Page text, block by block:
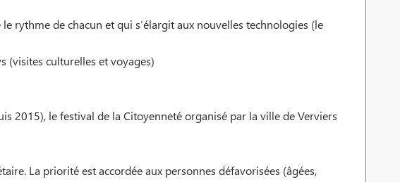
rythme de chacun et qui s’élargit aux nouvelles technologies (le
(visites culturelles et voyages)
2015), le festival de la Citoyenneté organisé par la ville de Verviers
La priorité est accordée aux personnes défavorisées (âgées,